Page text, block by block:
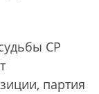
СР
партия